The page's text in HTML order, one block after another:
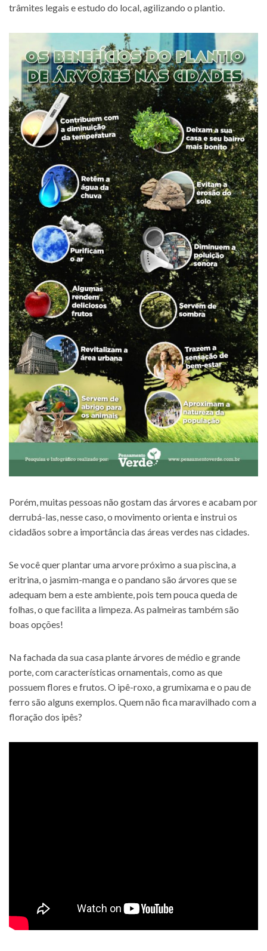
trâmites legais e estudo do local, agilizando o plantio.
Porém, muitas pessoas não gostam das árvores e acabam por
derrubá-las, nesse caso, o movimento orienta e instrui os
cidadãos sobre a importância das áreas verdes nas cidades.
Se você quer plantar uma arvore próximo a sua piscina, a
eritrina, o jasmim-manga e o pandano são árvores que se
adequam bem a este ambiente, pois tem pouca queda de
folhas, o que facilita a limpeza. As palmeiras também são
boas opções!
Na fachada da sua casa plante árvores de médio e grande
porte, com características ornamentais, como as que
possuem flores e frutos. O ipê-roxo, a grumixama e o pau de
ferro são alguns exemplos. Quem não fica maravilhado com a
floração dos ipês?